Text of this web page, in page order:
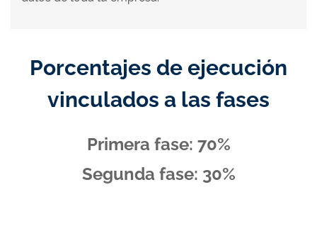
Porcentajes de ejecución
vinculados a las fases
Primera fase: 70%
Segunda fase: 30%